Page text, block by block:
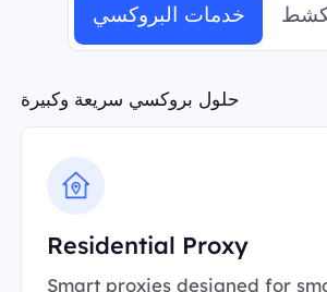
خدمات البروكسي
حلول بروكسي سريعة وكبيرة
Residential Proxy
Smart proxies designed for